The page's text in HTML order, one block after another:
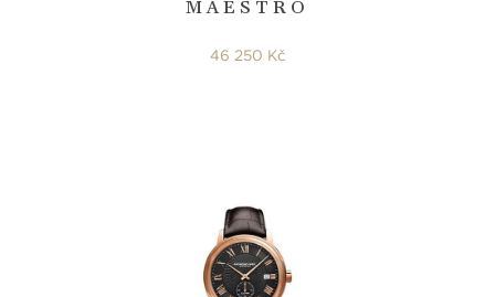
MAESTRO
46 250 Kč